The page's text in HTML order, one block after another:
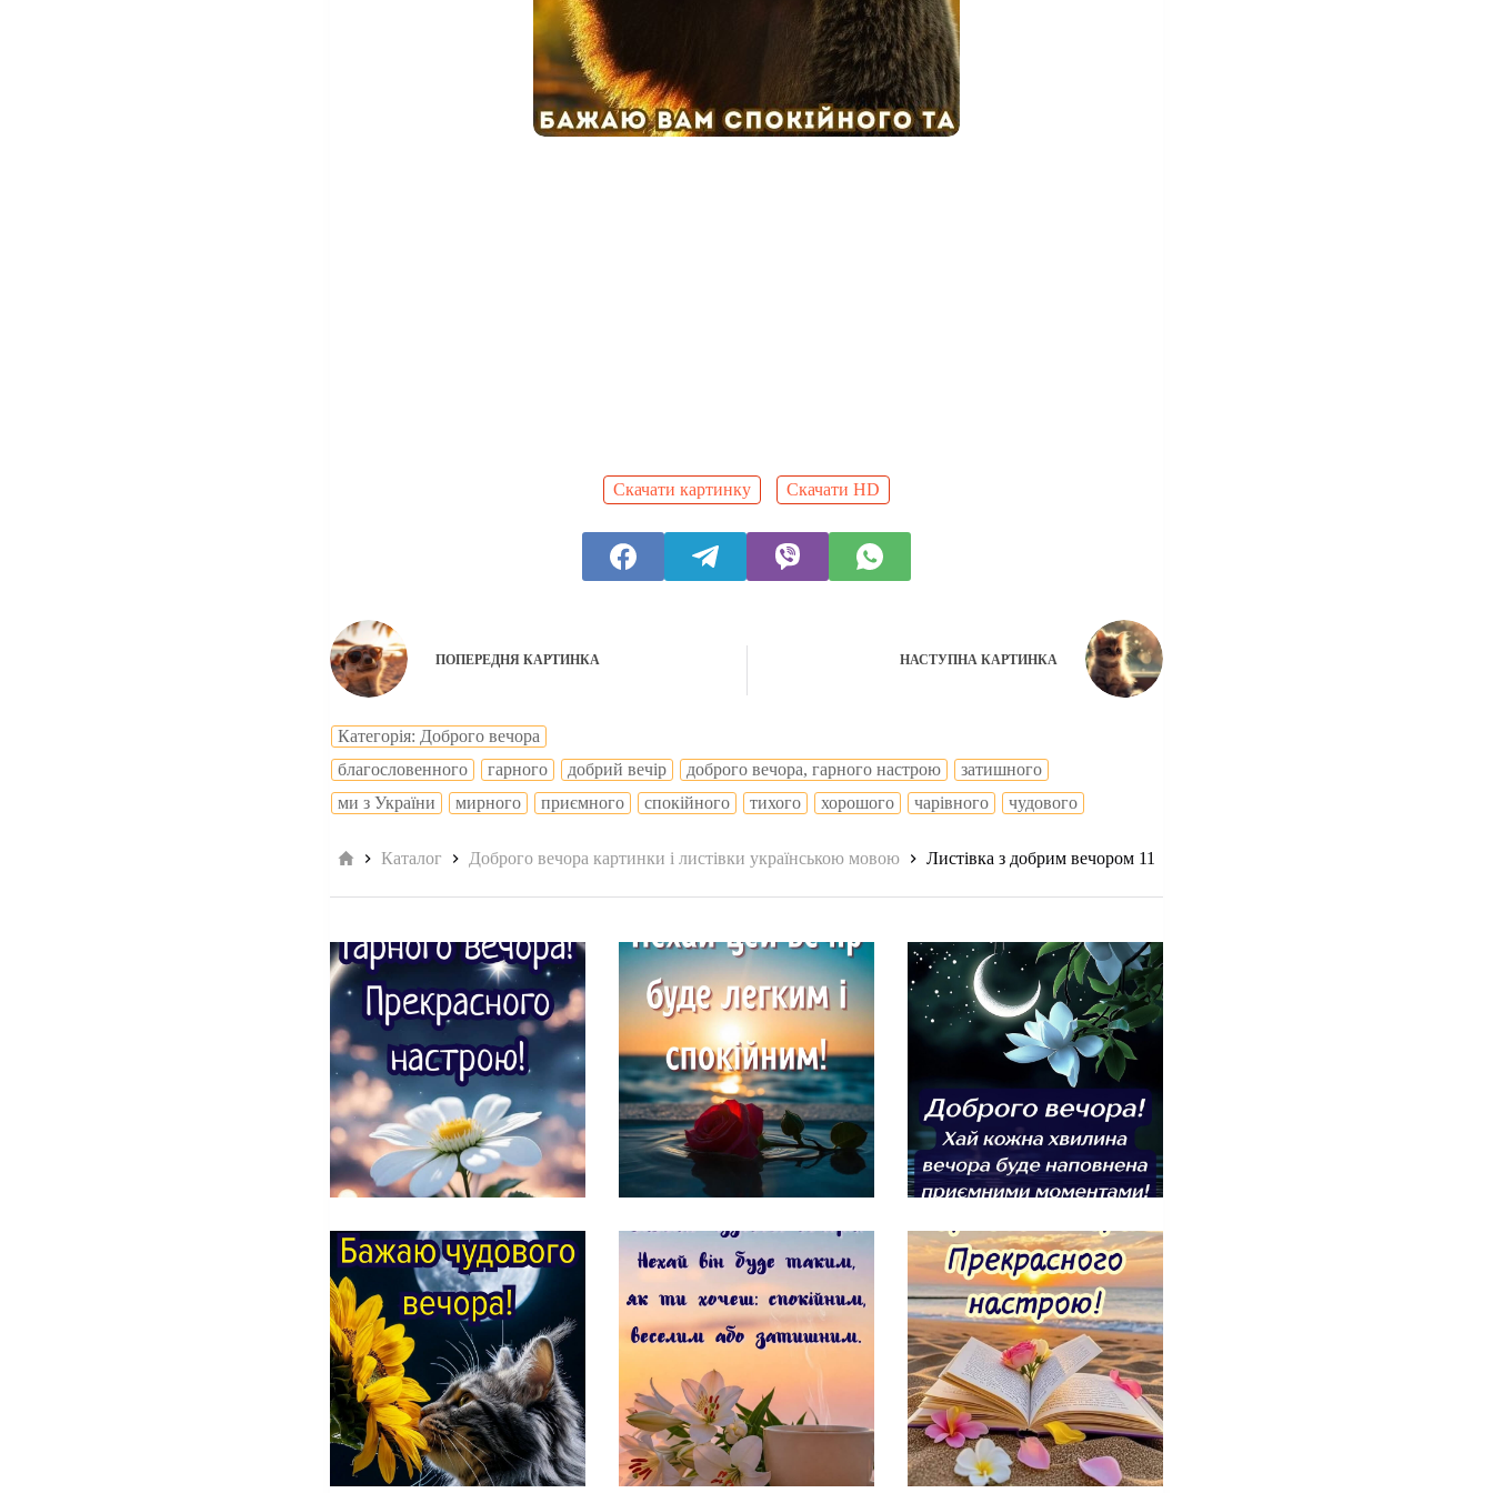
Скачати картинку Скачати HD
ПОПЕРЕДНЯ КАРТИНКА НАСТУПНА КАРТИНКА
Категорія: Доброго вечора
благословенного
гарного добрий вечір доброго вечора, гарного настрою
затишного
ми з України
мирного приємного спокійного тихого хорошого чарівного чудового
Головна
Каталог Доброго вечора картинки і листівки українською мовою Листівка з добрим вечором 11